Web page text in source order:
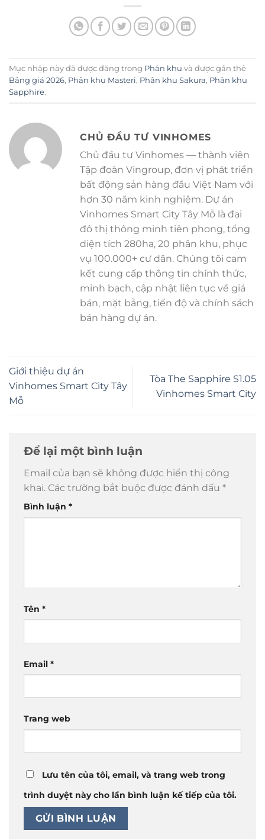
Mục nhập này đã được đăng trong Phân khu và được gắn thẻ
Bảng giá 2026, Phân khu Masteri, Phân khu Sakura, Phân khu
Sapphire.
CHỦ ĐẦU TƯ VINHOMES
Chủ đầu tư Vinhomes — thành viên
Tập đoàn Vingroup, đơn vị phát triển
bất động sản hàng đầu Việt Nam với
hơn 30 năm kinh nghiệm. Dự án
Vinhomes Smart City Tây Mỗ là đại
đô thị thông minh tiên phong, tổng
diện tích 280ha, 20 phân khu, phục
vụ 100.000+ cư dân. Chúng tôi cam
kết cung cấp thông tin chính thức,
minh bạch, cập nhật liên tục về giá
bán, mặt bằng, tiến độ và chính sách
bán hàng dự án.
Giới thiệu dự án
Vinhomes Smart City Tây
Mỗ
Tòa The Sapphire S1.05
Vinhomes Smart City
Để lại một bình luận
Email của bạn sẽ không được hiển thị công
khai. Các trường bắt buộc được đánh dấu *
Bình luận *
Tên *
Email *
Trang web
Lưu tên của tôi, email, và trang web trong
trình duyệt này cho lần bình luận kế tiếp của tôi.